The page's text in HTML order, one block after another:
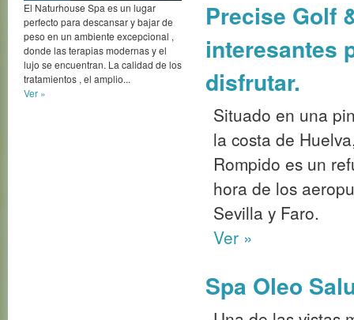
El Naturhouse Spa es un lugar
perfecto para descansar y bajar de
peso en un ambiente excepcional ,
donde las terapias modernas y el
lujo se encuentran. La calidad de los
tratamientos , el amplio...
Ver »
Sevilla y Faro.
Ver »
Spa Oleo
Una de las vistas
enormes
alineados de las
parecen simular
al que se unen
Ver »
De la paz del